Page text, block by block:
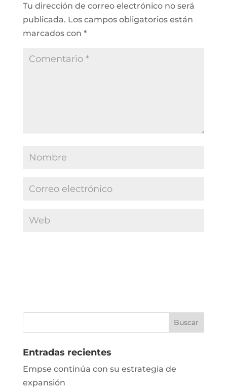
Tu dirección de correo electrónico no será
publicada. Los campos obligatorios están
marcados con *
Entradas recientes
Empse continúa con su estrategia de
expansión